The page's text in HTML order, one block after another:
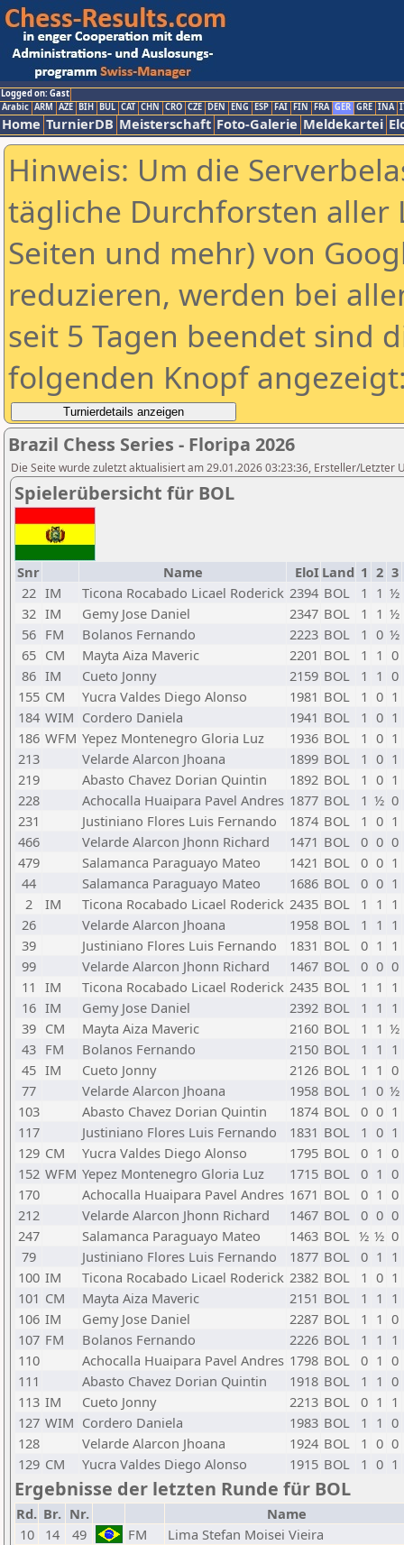
Logged on: Gast
Arabic ARM AZE BIH BUL CAT CHN CRO CZE DEN ENG ESP FAI FIN FRA GER GRE INA
Home TurnierDB Meisterschaft Foto-Galerie Meldekartei
Hinweis: Um die
tägliche Durchforsten aller
Seiten und mehr) von
reduzieren, werden bei
seit 5 Tagen beendet sind
folgenden Knopf
Brazil Chess Series - Floripa 2026
Die Seite wurde zuletzt aktualisiert am 29.01.2026 03:23:36, Ersteller/Letzter
Spielerübersicht für BOL
Snr Name EloI Land 1 2 3
22 IM Ticona Rocabado Licael Roderick 2394 BOL 1 1 ½
32 IM Gemy Jose Daniel 2347 BOL 1 1 ½
56 FM Bolanos Fernando 2223 BOL 1 0 ½
65 CM Mayta Aiza Maveric 2201 BOL 1 1 0
86 IM Cueto Jonny 2159 BOL 1 1 0
155 CM Yucra Valdes Diego Alonso 1981 BOL 1 0 1
184 WIM Cordero Daniela 1941 BOL 1 0 1
186 WFM Yepez Montenegro Gloria Luz 1936 BOL 1 0 1
213
Velarde Alarcon Jhoana 1899 BOL 1 0 1
219
Abasto Chavez Dorian Quintin 1892 BOL 1 0 1
228
Achocalla Huaipara Pavel Andres 1877 BOL 1 ½ 0
231
Justiniano Flores Luis Fernando 1874 BOL 1 0 1
466
Velarde Alarcon Jhonn Richard 1471 BOL 0 0 0
479
Salamanca Paraguayo Mateo 1421 BOL 0 0 1
44
Salamanca Paraguayo Mateo 1686 BOL 0 0 1
2
IM Ticona Rocabado Licael Roderick 2435 BOL 1 1 1
26
Velarde Alarcon Jhoana 1958 BOL 1 1 1
39
Justiniano Flores Luis Fernando 1831 BOL 0 1 1
99
Velarde Alarcon Jhonn Richard 1467 BOL 0 0 0
11 IM Ticona Rocabado Licael Roderick 2435 BOL 1 1 1
16 IM Gemy Jose Daniel 2392 BOL 1 1 1
39 CM Mayta Aiza Maveric 2160 BOL 1 1 ½
43 FM Bolanos Fernando 2150 BOL 1 1 1
45 IM Cueto Jonny 2126 BOL 1 1 0
77
Velarde Alarcon Jhoana 1958 BOL 1 0 ½
103
Abasto Chavez Dorian Quintin 1874 BOL 0 0 1
117
Justiniano Flores Luis Fernando 1831 BOL 1 0 1
129 CM Yucra Valdes Diego Alonso 1795 BOL 0 1 0
152 WFM Yepez Montenegro Gloria Luz 1715 BOL 0 1 0
170
Achocalla Huaipara Pavel Andres 1671 BOL 0 1 0
212
Velarde Alarcon Jhonn Richard 1467 BOL 0 0 0
247
Salamanca Paraguayo Mateo 1463 BOL ½ ½ 0
79
Justiniano Flores Luis Fernando 1877 BOL 0 1 1
100 IM Ticona Rocabado Licael Roderick 2382 BOL 1 0 1
101 CM Mayta Aiza Maveric 2151 BOL 1 1 1
106 IM Gemy Jose Daniel 2287 BOL 1 1 0
107 FM Bolanos Fernando 2226 BOL 1 1 1
110
Achocalla Huaipara Pavel Andres 1798 BOL 0 1 0
111
Abasto Chavez Dorian Quintin 1918 BOL 1 1 0
113 IM Cueto Jonny 2213 BOL 0 1 1
127 WIM Cordero Daniela 1983 BOL 1 1 0
128
Velarde Alarcon Jhoana 1924 BOL 1 0 0
129 CM Yucra Valdes Diego Alonso 1915 BOL 1 0 1
Ergebnisse der letzten Runde für BOL
Rd. Br. Nr.
Name
10
14 49 FM
Lima Stefan Moisei Vieira